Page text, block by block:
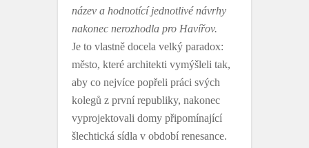
název a hodnotící jednotlivé návrhy
nakonec nerozhodla pro Havířov.
Je to vlastně docela velký paradox:
město, které architekti vymýšleli tak,
aby co nejvíce popřeli práci svých
kolegů z první republiky, nakonec
vyprojektovali domy připomínající
šlechtická sídla v období renesance.